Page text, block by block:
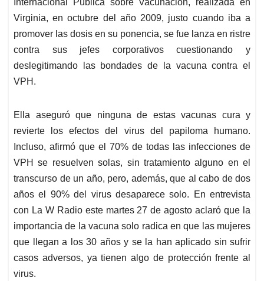
Virginia, en octubre del año 2009, justo cuando iba a
promover las dosis en su ponencia, se fue lanza en ristre
contra sus jefes corporativos cuestionando y
deslegitimando las bondades de la vacuna contra el
VPH.
Ella aseguró que ninguna de estas vacunas cura y
revierte los efectos del virus del papiloma humano.
Incluso, afirmó que el 70% de todas las infecciones de
VPH se resuelven solas, sin tratamiento alguno en el
transcurso de un año, pero, además, que al cabo de dos
años el 90% del virus desaparece solo. En entrevista
con La W Radio este martes 27 de agosto aclaró que la
importancia de la vacuna solo radica en que las mujeres
que llegan a los 30 años y se la han aplicado sin sufrir
casos adversos, ya tienen algo de protección frente al
virus.